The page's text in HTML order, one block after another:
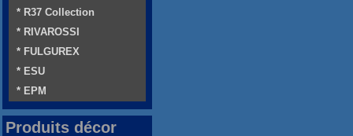
* R37 Collection
* RIVAROSSI
* FULGUREX
* ESU
* EPM
Produits décor